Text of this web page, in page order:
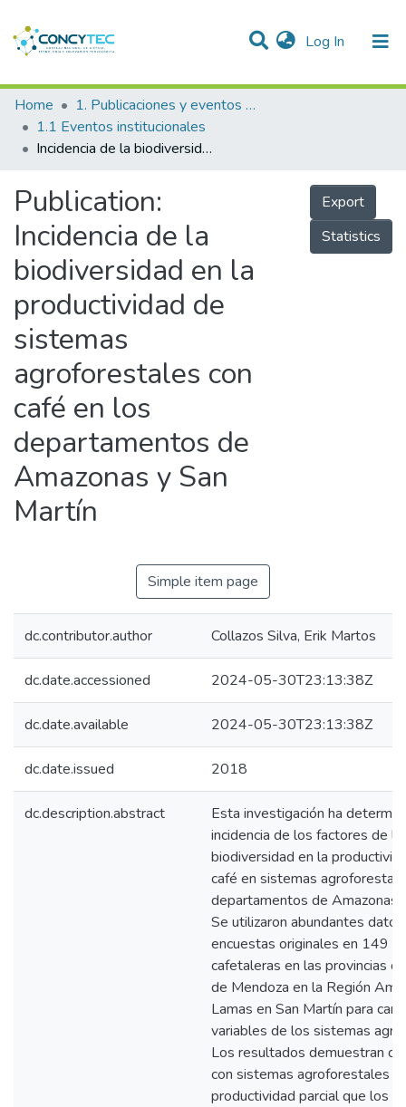
Log In (current)
Communities & Collections
Research Outputs
People
Statistics
Home
1. Publicaciones y eventos institucionales
1.1 Eventos institucionales
Incidencia de la biodiversidad en la productividad de sistemas agroforestales con café en los departamentos de Amazonas y San Martín
Publication:
Incidencia de la
biodiversidad en la
productividad de
sistemas
agroforestales con
café en los
departamentos de
Amazonas y San
Martín
Export
Statistics
Simple item page
dc.contributor.author Collazos Silva, Erik Martos
dc.date.accessioned 2024-05-30T23:13:38Z
dc.date.available 2024-05-30T23:13:38Z
dc.date.issued 2018
dc.description.abstract
Esta investigación ha
incidencia de los factores de la
biodiversidad en la
café en sistemas
departamentos de Amazonas
Se utilizaron abundantes
encuestas originales en 149
cafetaleras en las provincias
de Mendoza en la Región
Lamas en San Martín para
variables de los sistemas
Los resultados demuestran
con sistemas agroforestales
productividad parcial que los